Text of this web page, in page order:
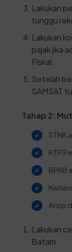
Lakukan
tunggu
Lakukan
pajak jika
Fiskal.
Setelah
SAMSAT
Tahap 2:
STNK
KTP
BPKB
Arsip
Lakukan
Batam.